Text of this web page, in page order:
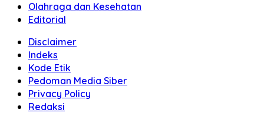
Olahraga dan Kesehatan
Editorial
Disclaimer
Indeks
Kode Etik
Pedoman Media Siber
Privacy Policy
Redaksi